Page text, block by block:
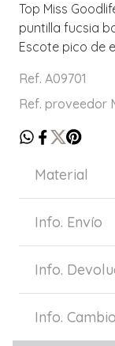
Top Miss
puntilla fucsia
Escote pico de
Ref. A09701
Ref. proveedor
Material
Info. Envío
Info.
Info.